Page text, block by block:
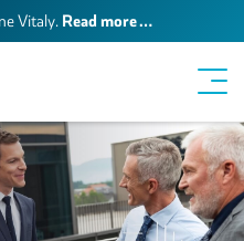
Vitaly. Read more …